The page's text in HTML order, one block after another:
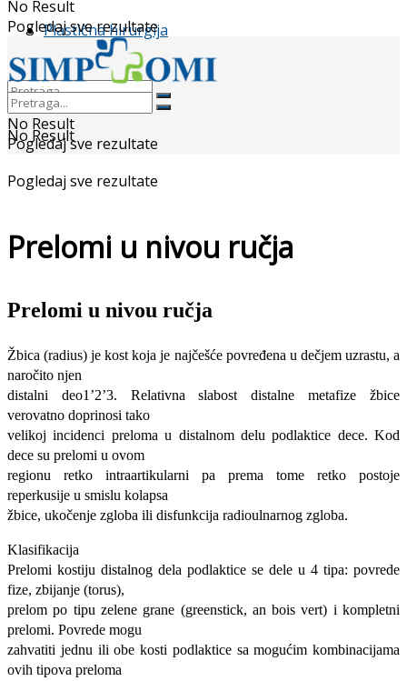
Plastična hirurgija
No Result
Pogledaj sve rezultate
No Result
Pogledaj sve rezultate
No Result
Pogledaj sve rezultate
Prelomi u nivou ručja
Prelomi u nivou ručja
Žbica (radius) je kost koja je najčešće povređena u dečjem uzrastu, a
naročito njen
distalni deo1’2’3. Relativna slabost distalne metafize žbice
verovatno doprinosi tako
velikoj incidenci preloma u distalnom delu podlaktice dece. Kod
dece su prelomi u ovom
regionu retko intraartikularni pa prema tome retko postoje
reperkusije u smislu kolapsa
žbice, ukočenje zgloba ili disfunkcija radioulnarnog zgloba.
Klasifikacija
Prelomi kostiju distalnog dela podlaktice se dele u 4 tipa: povrede
fize, zbijanje (torus),
prelom po tipu zelene grane (greenstick, an bois vert) i kompletni
prelomi. Povrede mogu
zahvatiti jednu ili obe kosti podlaktice sa mogućim kombinacijama
ovih tipova preloma